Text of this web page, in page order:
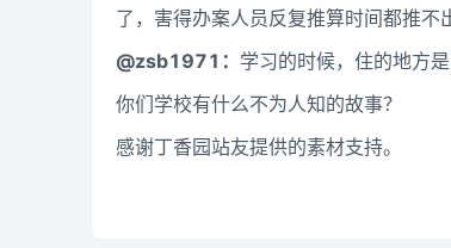
了，害得办案人员反复推算时间都推不
@zsb1971： 学习的时候，住的地方
你们学校有什么不为人知的故事？
感谢丁香园站友提供的素材支持。